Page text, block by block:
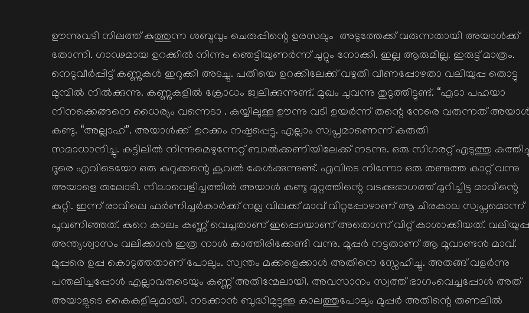
ഊന്നുവടി നിലത്ത് കുത്തുന്ന ശബ്ദവും ചെരുപ്പിന്റെ ഉരസലും അടുത്തേക്ക് വരുന്നതായി അയാൾക്ക്
തോന്നി. ഗാഢമായ ഉറക്കിൽ നിന്നും ഞെട്ടിയുണർന്ന് ചുറ്റും നോക്കി. ഇല്ല ആരുമില്ല. ഇരുട്ട് മാത്രം.
നെടുവീർപ്പിട്ട് കണ്ണുകൾ ഇറുക്കി അടച്ചു. പതിയെ ഉറക്കിലേക്ക് വഴുതി വീണപ്പോഴതാ വലിയുപ്പ തൊട്ടു
മുമ്പിൽ നിൽക്കുന്നു. കണ്ണുകളിൽ ക്രോധം ജ്വലിക്കുന്നുണ്ട്. മുഖം ചുവന്നു തുടുത്തിട്ടുണ്ട്. “എടാ പഹയാ
നിനക്കെങ്ങനെ ധൈര്യം വന്നെടാ . കയ്യിലുള്ള ഊന്നു വടി ഉയർന്ന് തന്റെ നേരെ വരുന്നത്
കണ്ടു. “അല്ലാഹ്”. അയാൾക്ക് ഉറക്കം നഷ്ടപ്പെട്ടു. എല്ലാം സ്വപ്നമാണെന്ന് കരുതി
സമാധാനിച്ചു. കട്ടിലിൽ നിന്നുമെഴുന്നേറ്റ് ബാൽക്കണിയിലേക്ക് നടന്നു. ഒരു സിഗരറ്റ് എടുത്തു
ദൂരെ എവിടെയോ ഒരു കുറുക്കന്റെ കൂവൽ കേൾക്കുന്നുണ്ട്. എവിടെ നിന്നോ ഒരു തണുത്ത കാറ്റ് വന്നു
അയാളെ തലോടി. നിലാവെളിച്ചത്തിൽ അയാൾ കണ്ടു മുറ്റത്തിന്റെ വടക്കുഭാഗത്ത്‌ മുറിച്ചിട്ട മാവിന്റെ
കുറ്റി. ഇന്ന് രാവിലെ ഫർണിച്ചർകാർക്ക് നല്ല വിലക്ക് മാവ് വിറ്റപ്പോഴാണ് ആ ചിരകാല സ്വപ്നമൊന്ന്
പൂവണിഞ്ഞത്. കുറെ കാലം കണ്ണ് വെച്ചതാണ് ഇപ്പൊയാണ് അതൊന്ന് വിറ്റ് കാശാക്കിയത്. വലിയുപ്പ
അന്ത്യശ്വാസം വലിക്കാൻ ഇത്ര നാൾ കാത്തിരിക്കേണ്ടി വന്നു. മൂപ്പർ നട്ടതാണ് ആ മൂവാണ്ടൻ മാവ്.
മൂപ്പരെ ഉപ്പ കൊടുത്തതാണ് പോലും. സ്വന്തം മക്കളെക്കാൾ അതിനെ സ്നേഹിച്ചു. അതങ്ങ് വളർന്നു
പന്തലിച്ചപ്പോൾ എല്ലാവരുടെയും കണ്ണ് അതിന്മേലായി. അവസാനം സ്വത്ത്‌ ഭാഗംവെച്ചപ്പോൾ അത്
അയാളുടെ കൈകളിലുമായി. നടക്കാൻ ബുദ്ധിമുട്ടുള്ള കാലത്തുപോലും മൂപ്പർ അതിന്റെ തണലിൽ